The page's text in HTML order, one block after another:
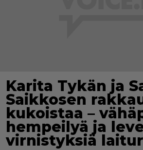
Karita Tykän ja
Saikkosen
kukoistaa –
hempeilyä ja
virnistyksiä